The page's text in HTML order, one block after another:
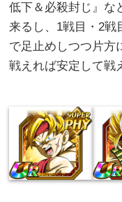
低下＆必殺封じ』な
来るし、1戦目・2戦
で足止めしつつ片方
戦えれば安定して戦